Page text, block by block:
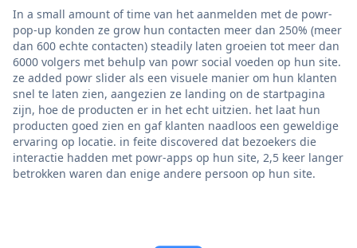
In a small amount of time van het aanmelden met de powr-
pop-up konden ze grow hun contacten meer dan 250% (meer
dan 600 echte contacten) steadily laten groeien tot meer dan
6000 volgers met behulp van powr social voeden op hun site.
ze added powr slider als een visuele manier om hun klanten
snel te laten zien, aangezien ze landing on de startpagina
zijn, hoe de producten er in het echt uitzien. het laat hun
producten goed zien en gaf klanten naadloos een geweldige
ervaring op locatie. in feite discovered dat bezoekers die
interactie hadden met powr-apps op hun site, 2,5 keer langer
betrokken waren dan enige andere persoon op hun site.